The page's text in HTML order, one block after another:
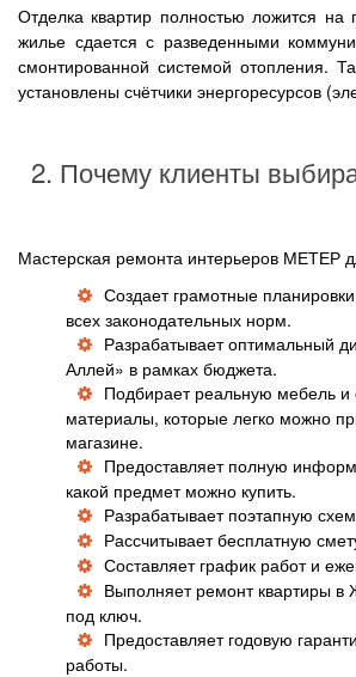
Отделка квартир полностью ложится на
жилье сдается с разведенными
смонтированной системой отопления.
установлены счётчики энергоресурсов
2. Почему клиенты
Мастерская ремонта интерьеров МЕТЕР
Создает грамотные
всех законодательных норм.
Разрабатывает оптимальный
Аллей» в рамках бюджета.
Подбирает реальную мебель и
материалы, которые легко можно
магазине.
Предоставляет полную
какой предмет можно купить.
Разрабатывает поэтапную
Рассчитывает бесплатную
Составляет график работ и
Выполняет ремонт квартиры в
под ключ.
Предоставляет годовую
работы.